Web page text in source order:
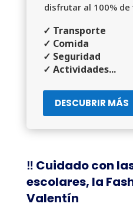
disfrutar al 100%
✓ Transporte
✓ Comida
✓ Seguridad
✓ Actividades...
DESCUBRIR MÁS
‼️ Cuidado con
escolares, la
Valentín